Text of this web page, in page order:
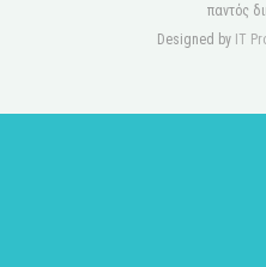
παντός
Designed by IT